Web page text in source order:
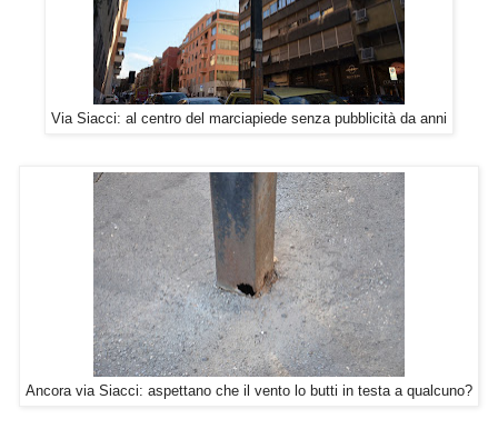
Via Siacci: al centro del marciapiede senza pubblicità da anni
Ancora via Siacci: aspettano che il vento lo butti in testa a qualcuno?